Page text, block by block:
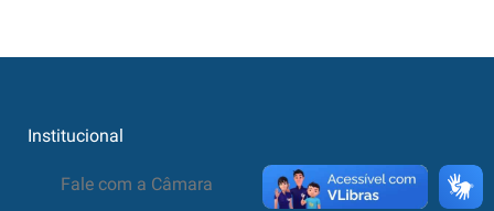
Institucional
Fale com a Câmara